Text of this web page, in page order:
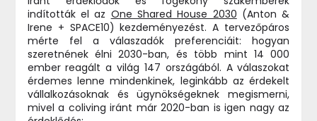
indították el az One Shared House 2030 (Anton &
Irene + SPACE10) kezdeményezést. A tervezőpáros
mérte fel a válaszadók preferenciáit: hogyan
szeretnének élni 2030-ban, és több mint 14 000
ember reagált a világ 147 országából. A válaszokat
érdemes lenne mindenkinek, leginkább az érdekelt
vállalkozásoknak és ügynökségeknek megismerni,
mivel a coliving iránt már 2020-ban is igen nagy az